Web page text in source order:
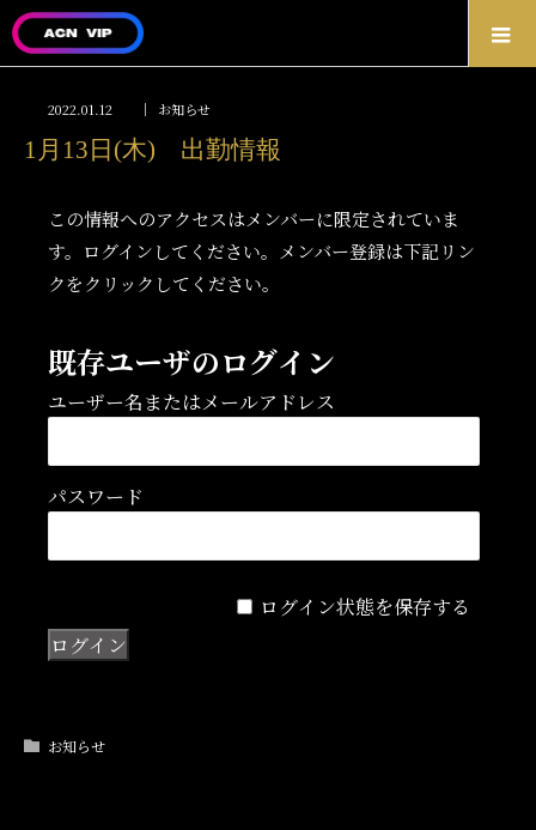
2022.01.12 お知らせ
1月13日(木) 出勤情報
この情報へのアクセスはメンバーに限定されていま
す。ログインしてください。メンバー登録は下記リン
クをクリックしてください。
既存ユーザのログイン
ユーザー名またはメールアドレス
パスワード
ログイン状態を保存する
お知らせ